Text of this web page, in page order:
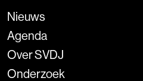
Nieuws
Agenda
Over SVDJ
Onderzoek